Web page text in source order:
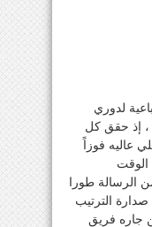
لدوري
، إذ حقق كل
عاليه فوزاً
الوقت
الرسالة طورا
الترتيب
جاره فريق